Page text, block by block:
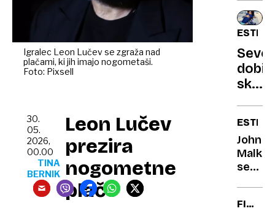
Igralec Leon Lučev se zgraža nad
plačami, ki jih imajo nogometaši.
Foto: Pixsell
Leon Lučev
prezira
nogometne
plače
30.
05.
2026,
00.00
TINA
BERNIK
ta
nazaj
z
iz
dobila
John
se